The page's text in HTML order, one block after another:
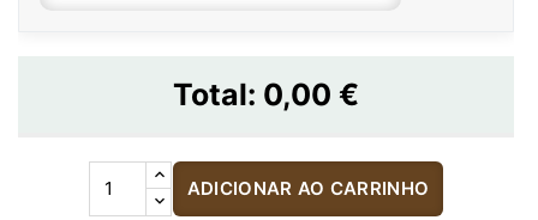
Total: 0,00 €
ADICIONAR AO CARRINHO